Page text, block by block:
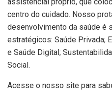
centro do cuidado. Nosso
desenvolvimento da saúde é
estratégicos: Saúde Privada;
e Saúde Digital;
Social.
Acesse o nosso site para